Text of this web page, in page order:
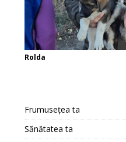
Rolda
Frumusețea ta
Sănătatea ta